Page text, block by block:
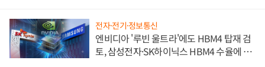
전자·전기·정보통신
엔비디아 '루빈 울트라'에도 HBM4 탑재 검
토, 삼성전자·SK하이닉스 HBM4 수율에 주